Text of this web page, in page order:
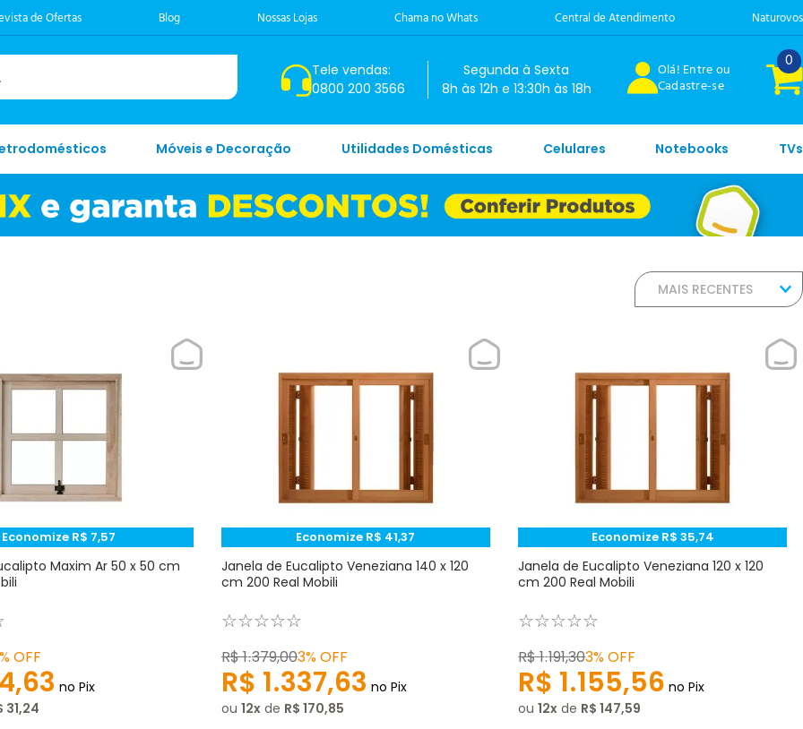
de Ofertas Blog Nossas Lojas Chama no Whats Central de Atendimento Naturovos
Tele vendas:
0800 200 3566
Segunda à Sexta
8h às 12h e 13:30h às 18h
Olá! Entre ou
Cadastre-se
0
Móveis e Decoração Utilidades Domésticas Celulares Notebooks TVs
MAIS RECENTES
Economize R$ 7,57
Maxim Ar 50 x 50 cm
OFF
,63 no Pix
31,24
Economize R$ 41,37
Janela de Eucalipto Veneziana 140 x 120
cm 200 Real Mobili
☆☆☆☆☆
R$1.379,003%OFF
R$ 1.337,63 no Pix
ou 12 de R$ 170,85
Economize R$ 35,74
Janela de Eucalipto Veneziana 120 x 120
cm 200 Real Mobili
☆☆☆☆☆
R$1.191,303%OFF
R$ 1.155,56 no Pix
ou12 de R$ 147,59